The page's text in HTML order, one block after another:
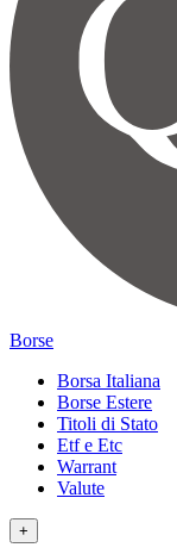
Borse
Borsa Italiana
Borse Estere
Titoli di Stato
Etf e Etc
Warrant
Valute
+